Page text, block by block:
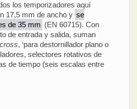
los temporizadores aquí
17,5 mm de ancho y se
de 35 mm (EN 60715). Con
de entrada y salida, suman
, ‘para destornillador plano o
selectores rotativos de
de tiempo (seis escalas entre